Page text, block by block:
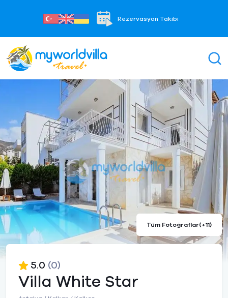
Rezervasyon Takibi
Tüm Fotoğraflar(+11)
Villa White Star
5.0 (0)